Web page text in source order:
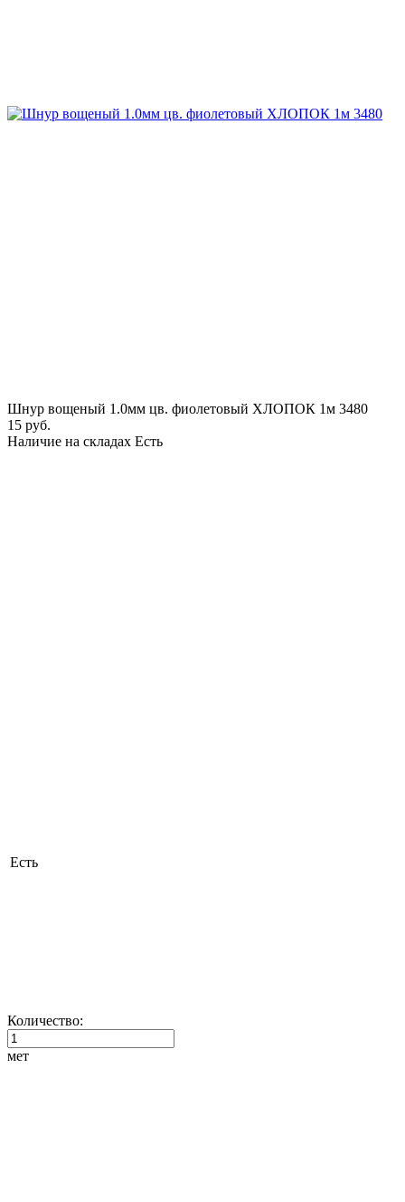
Шнур вощеный 1.0мм цв. фиолетовый ХЛОПОК 1м 3480
15 руб.
Наличие на складах Есть
Есть
Количество:
мет